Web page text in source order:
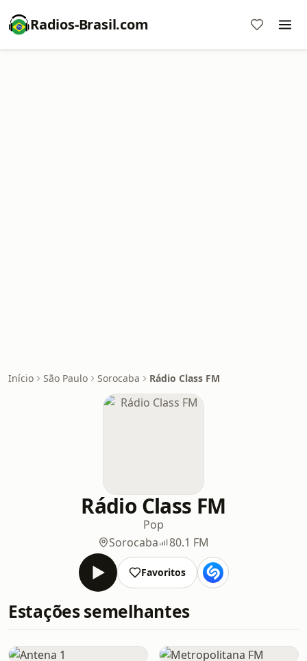
Radios-Brasil.com
Início São Paulo Sorocaba Rádio Class FM
Rádio Class FM
Pop
Sorocaba
80.1 FM
Favoritos
Estações semelhantes